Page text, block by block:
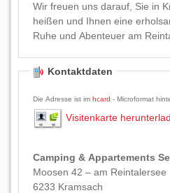
Wir freuen uns darauf, Sie in
heißen und Ihnen eine
Ruhe und Abenteuer am
Kontaktdaten
Die Adresse ist im hcard - Microformat
Visitenkarte
Camping & Appartements
Moosen 42 – am Reintalersee
6233 Kramsach